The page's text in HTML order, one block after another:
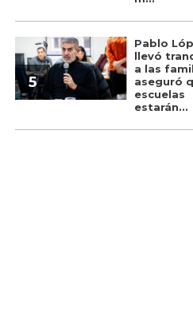
5
Pablo
llevó
a las
aseguró
escuelas
estarán...